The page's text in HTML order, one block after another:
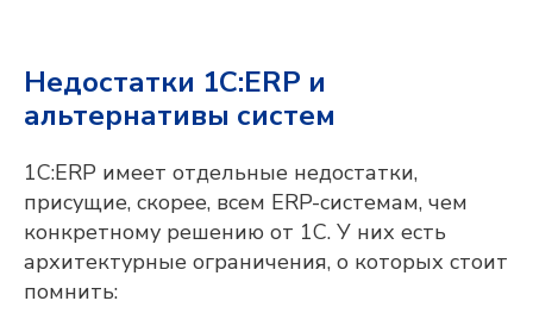
Недостатки 1С:ERP и
альтернативы систем
1С:ERP имеет отдельные недостатки,
присущие, скорее, всем ERP-системам, чем
конкретному решению от 1С. У них есть
архитектурные ограничения, о которых стоит
помнить:
вопросы, отправить презентационные
материалы, организовать онлайн-встречу
с нашими экспертами и сделать
проекта для вашего предприятия.
ФАМИЛИЯ, ИМЯ, ОТЧЕСТВО
ЭЛЕКТРОННАЯ ПОЧТА